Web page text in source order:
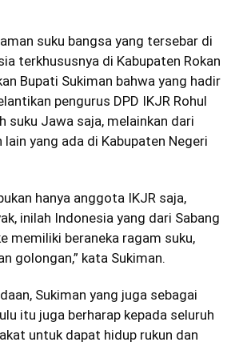
suku bangsa yang tersebar di
terkhususnya di Kabupaten Rokan
Bupati Sukiman bahwa yang hadir
pengurus DPD IKJR Rohul
suku Jawa saja, melainkan dari
lain yang ada di Kabupaten Negeri
hanya anggota IKJR saja,
inilah Indonesia yang dari Sabang
memiliki beraneka ragam suku,
golongan,” kata Sukiman.
Sukiman yang juga sebagai
itu juga berharap kepada seluruh
untuk dapat hidup rukun dan